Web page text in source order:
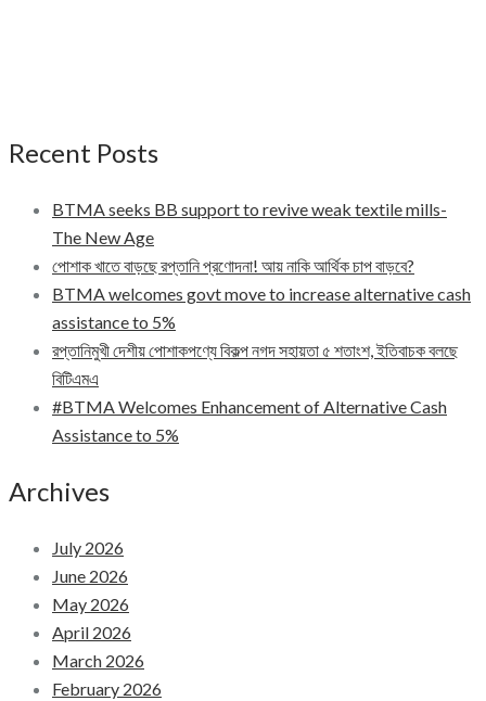
Recent Posts
BTMA seeks BB support to revive weak textile mills-
The New Age
পোশাক খাতে বাড়ছে রপ্তানি প্রণোদনা! আয় নাকি আর্থিক চাপ বাড়বে?
BTMA welcomes govt move to increase alternative cash
assistance to 5%
রপ্তানিমুখী দেশীয় পোশাকপণ্যে বিকল্প নগদ সহায়তা ৫ শতাংশ, ইতিবাচক বলছে
বিটিএমএ
#BTMA Welcomes Enhancement of Alternative Cash
Assistance to 5%
Archives
July 2026
June 2026
May 2026
April 2026
March 2026
February 2026